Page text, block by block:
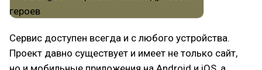
Сервис доступен всегда и с любого устройства.
Проект давно существует и имеет не только сайт,